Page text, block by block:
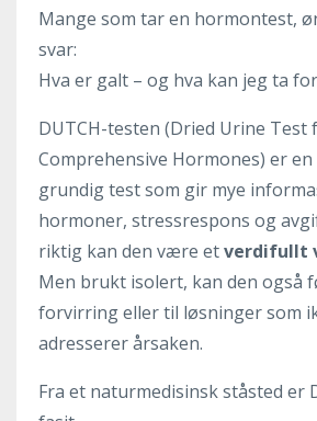
Mange som tar en hormontest,
svar:
Hva er galt – og hva kan jeg ta
DUTCH-testen (Dried Urine Test
Comprehensive Hormones) er
grundig test som gir mye
hormoner, stressrespons og
riktig kan den være etverdifullt
Men brukt isolert, kan den også
forvirring eller til løsninger som
adresserer årsaken.
Fra et naturmedisinsk ståsted er